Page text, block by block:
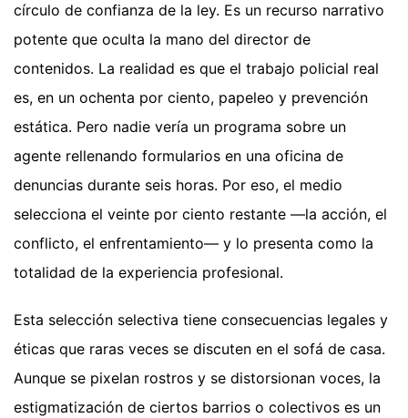
círculo de confianza de la ley. Es un recurso narrativo
potente que oculta la mano del director de
contenidos. La realidad es que el trabajo policial real
es, en un ochenta por ciento, papeleo y prevención
estática. Pero nadie vería un programa sobre un
agente rellenando formularios en una oficina de
denuncias durante seis horas. Por eso, el medio
selecciona el veinte por ciento restante —la acción, el
conflicto, el enfrentamiento— y lo presenta como la
totalidad de la experiencia profesional.
Esta selección selectiva tiene consecuencias legales y
éticas que raras veces se discuten en el sofá de casa.
Aunque se pixelan rostros y se distorsionan voces, la
estigmatización de ciertos barrios o colectivos es un